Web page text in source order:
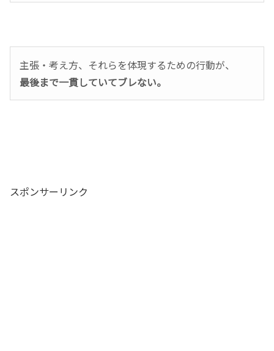
主張・考え方、それらを体現するための行動が、
最後まで一貫していてブレない。
スポンサーリンク